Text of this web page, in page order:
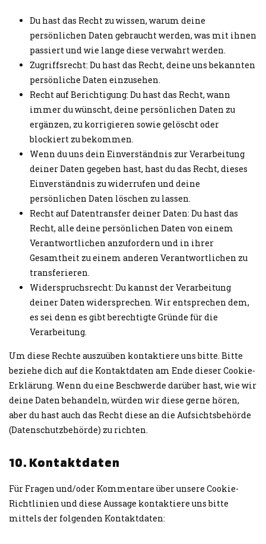
Du hast das Recht zu wissen, warum deine
persönlichen Daten gebraucht werden, was mit ihnen
passiert und wie lange diese verwahrt werden.
Zugriffsrecht: Du hast das Recht, deine uns bekannten
persönliche Daten einzusehen.
Recht auf Berichtigung: Du hast das Recht, wann
immer du wünscht, deine persönlichen Daten zu
ergänzen, zu korrigieren sowie gelöscht oder
blockiert zu bekommen.
Wenn du uns dein Einverständnis zur Verarbeitung
deiner Daten gegeben hast, hast du das Recht, dieses
Einverständnis zu widerrufen und deine
persönlichen Daten löschen zu lassen.
Recht auf Datentransfer deiner Daten: Du hast das
Recht, alle deine persönlichen Daten von einem
Verantwortlichen anzufordern und in ihrer
Gesamtheit zu einem anderen Verantwortlichen zu
transferieren.
Widerspruchsrecht: Du kannst der Verarbeitung
deiner Daten widersprechen. Wir entsprechen dem,
es sei denn es gibt berechtigte Gründe für die
Verarbeitung.
Um diese Rechte auszuüben kontaktiere uns bitte. Bitte
beziehe dich auf die Kontaktdaten am Ende dieser Cookie-
Erklärung. Wenn du eine Beschwerde darüber hast, wie wir
deine Daten behandeln, würden wir diese gerne hören,
aber du hast auch das Recht diese an die Aufsichtsbehörde
(Datenschutzbehörde) zu richten.
10. Kontaktdaten
Für Fragen und/oder Kommentare über unsere Cookie-
Richtlinien und diese Aussage kontaktiere uns bitte
mittels der folgenden Kontaktdaten: